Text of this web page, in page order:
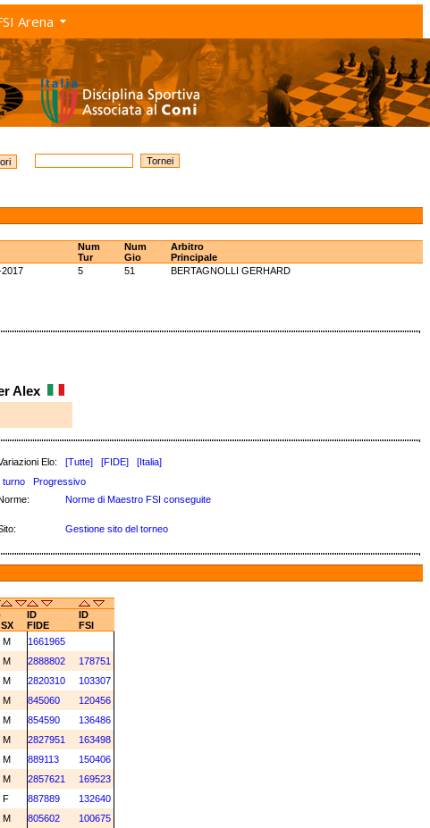
Arena
Num
Tur
Num
Gio
Arbitro
Principale
5 51
BERTAGNOLLI GERHARD
Alex
Elo: [Tutte] [FIDE]
[Italia]
turno
Progressivo
Norme di Maestro FSI conseguite
Gestione sito del torneo
ID
ID
SX FIDE
FSI
M
1661965
M 2888802
178751
M 2820310
103307
M 845060
120456
M 854590
136486
M 2827951
163498
M 889113
150406
M 2857621
169523
F 887889
132640
M 805602
100675